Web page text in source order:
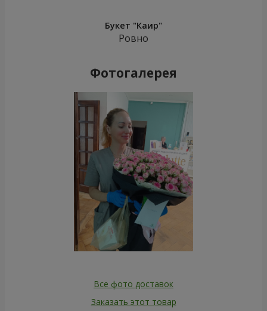
Букет "Каир"
Ровно
Фотогалерея
Все фото доставок
Заказать этот товар